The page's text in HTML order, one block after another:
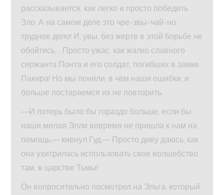
рассказывается, как легко и просто победить
Зло. А на самом деле это чре-звы-чай-но
трудное дело! И, увы, без жертв в этой борьбе не
обойтись… Просто ужас, как жалко славного
сержанта Понта и его солдат, погибших в замке
Пакира! Но мы поняли, в чем наши ошибки, и
больше постараемся их не повторить.
—И потерь было бы гораздо больше, если бы
наши милая Элли вовремя не пришла к нам на
помощь,— кивнул Гуд.— Просто диву даюсь, как
она ухитрилась использовать свое волшебство
там, в царстве Тьмы!
Он вопросительно посмотрел на Эльга, который